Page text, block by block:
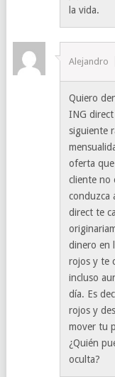
la vida.
Alejandro
Quiero
ING
siguiente
oferta que
cliente no
conduzca
direct te
dinero en
rojos y te
incluso
día. Es
rojos y
mover tu
¿Quién
oculta?